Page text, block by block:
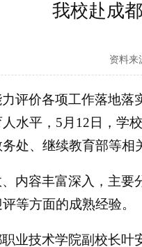
我校赴成
资料来
评价各项工作落地
水平，5月12日，学
处、继续教育部等
内容丰富深入，主
等方面的成熟经验。
业技术学院副校长